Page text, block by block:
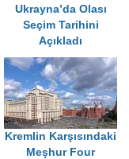
Ukrayna’da Olası
Seçim Tarihini
Açıkladı
Kremlin Karşısındaki
Meşhur Four